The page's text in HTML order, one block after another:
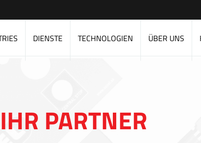
DIENSTE TECHNOLOGIEN ÜBER UNS
IHR PARTNER